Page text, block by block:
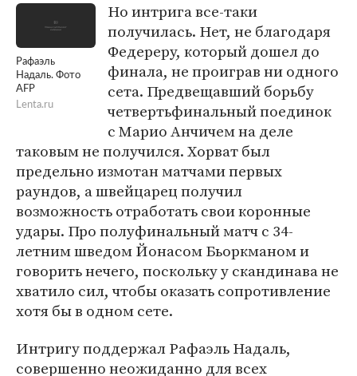
Рафаэль
Надаль. Фото
AFP
Lenta.ru
Но интрига все-таки
получилась. Нет, не благодаря
Федереру, который дошел до
финала, не проиграв ни одного
сета. Предвещавший борьбу
четвертьфинальный поединок
с Марио Анчичем на деле
таковым не получился. Хорват был
предельно измотан матчами первых
раундов, а швейцарец получил
возможность отработать свои коронные
удары. Про полуфинальный матч с 34-
летним шведом Йонасом Бьоркманом и
говорить нечего, поскольку у скандинава не
хватило сил, чтобы оказать сопротивление
хотя бы в одном сете.
Интригу поддержал Рафаэль Надаль,
совершенно неожиданно для всех